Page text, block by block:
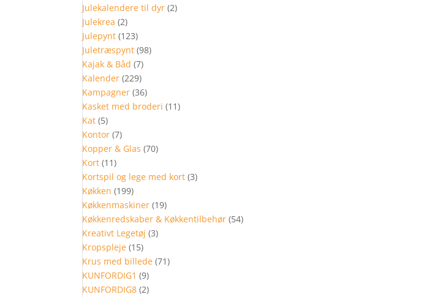
Julekalendere til dyr (2)
Julekrea (2)
Julepynt (123)
Juletræspynt (98)
Kajak & Båd (7)
Kalender (229)
Kampagner (36)
Kasket med broderi (11)
Kat (5)
Kontor (7)
Kopper & Glas (70)
Kort (11)
Kortspil og lege med kort (3)
Køkken (199)
Køkkenmaskiner (19)
Køkkenredskaber & Køkkentilbehør (54)
Kreativt Legetøj (3)
Kropspleje (15)
Krus med billede (71)
KUNFORDIG1 (9)
KUNFORDIG8 (2)